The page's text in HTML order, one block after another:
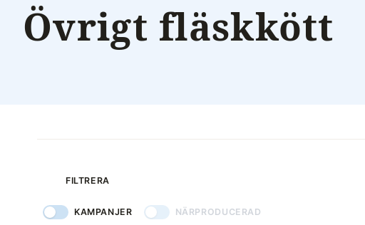
Övrigt fläskkött
FILTRERA
KAMPANJER NÄRPRODUCERAD